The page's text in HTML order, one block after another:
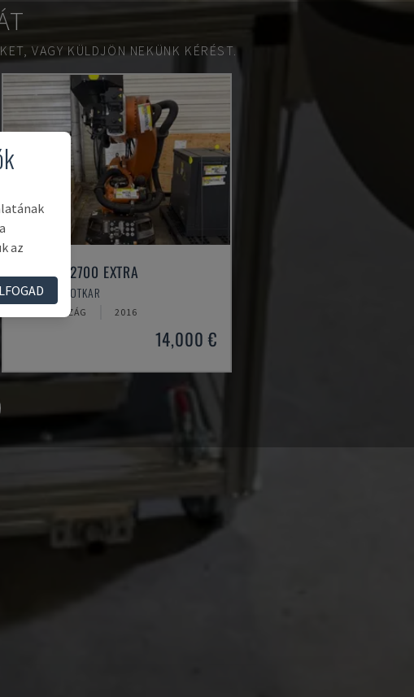
VAGY KÜLDJÖN NEKÜNK KÉRÉST.
KR 210 R2700 EXTRA
KUKA - ROBOTKAR
OLASZORSZÁG 2016
14,000 €
az